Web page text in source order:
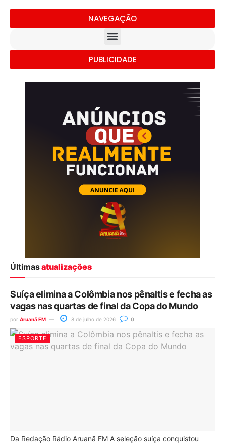
NAVEGAÇÃO
PUBLICIDADE
Últimasatualizações
Suíça elimina a Colômbia nos pênaltis e fecha as
vagas nas quartas de final da Copa do Mundo
por Aruanã FM 8 de julho de 2026 0
ESPORTE
Da Redação Rádio Aruanã FM A seleção suíça conquistou